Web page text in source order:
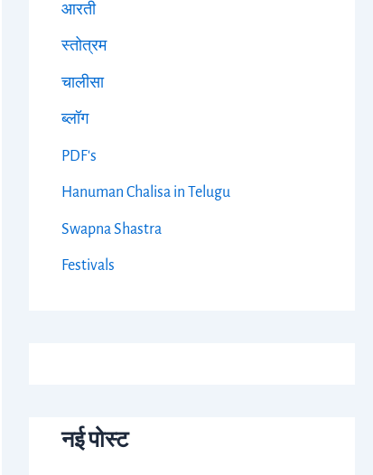
आरती
स्तोत्रम
चालीसा
ब्लॉग
PDF's
Hanuman Chalisa in Telugu
Swapna Shastra
Festivals
नई पोस्ट